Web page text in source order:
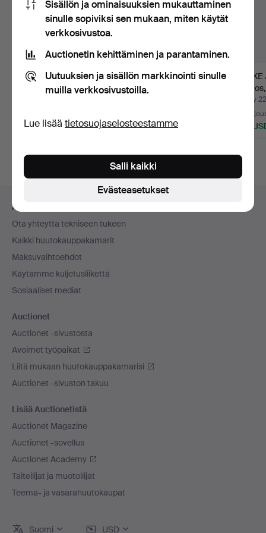
PAOLO VENINI.
maljakko / pullo,
580 USD
esine
VEISTOS/LETTERPRE
SS, taidelasi
32 USD
Myyty
15
158
Alatunnistenavigaatio
Apua ja yhteystiedot
Ota yhteyttä tekniseen tukeen
Kaikki huutokauppakamarit
Maksuvaihtoehdot
Käytämme kuljetusliikettä
Sosiaaliset mediat
Auctionet
Auctionet -sivustosta
Avoimet työpaikat
Liitä mukaan huutokauppakamarisi
Auctionet -sivuston takuu
Lisää Auctionetistä
Auctionet Magazine
Auctionet -sovellus
Auctionet Academy
Taiteilijat ja muotoilijat
Teema- ja vasarahuutokaupat
Suomi USD
Sisällön ja ominaisuuksien mukauttaminen
sinulle sopiviksi sen mukaan, miten käytät
verkkosivustoa.
Auctionetin kehittäminen ja parantaminen.
Uutuuksien ja sisällön markkinointi sinulle
muilla verkkosivustoilla.
Lue lisää tietosuojaselosteestamme
Evästeasetukset
Salli kaikki